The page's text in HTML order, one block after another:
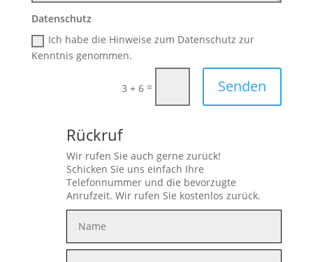
Datenschutz
Ich habe die Hinweise zum Datenschutz zur
Kenntnis genommen.
3 + 6 = Senden
Rückruf
Wir rufen Sie auch gerne zurück!
Schicken Sie uns einfach Ihre
Telefonnummer und die bevorzugte
Anrufzeit. Wir rufen Sie kostenlos zurück.